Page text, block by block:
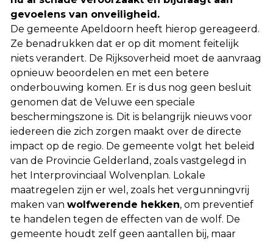
gevoelens van onveiligheid.
De gemeente Apeldoorn heeft hierop gereageerd.
Ze benadrukken dat er op dit moment feitelijk
niets verandert. De Rijksoverheid moet de aanvraag
opnieuw beoordelen en met een betere
onderbouwing komen. Er is dus nog geen besluit
genomen dat de Veluwe een speciale
beschermingszone is. Dit is belangrijk nieuws voor
iedereen die zich zorgen maakt over de directe
impact op de regio. De gemeente volgt het beleid
van de Provincie Gelderland, zoals vastgelegd in
het Interprovinciaal Wolvenplan. Lokale
maatregelen zijn er wel, zoals het vergunningvrij
maken van wolfwerende hekken, om preventief
te handelen tegen de effecten van de wolf. De
gemeente houdt zelf geen aantallen bij, maar